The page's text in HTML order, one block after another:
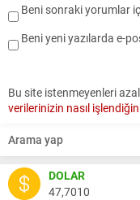
DOLAR
47,7010
Beni sonraki yorumlar
Beni yeni yazılarda e-
Bu site istenmeyenleri
verilerinizin nasıl